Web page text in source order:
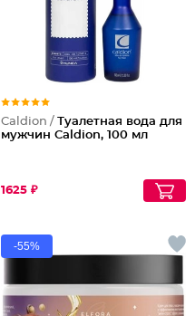
Caldion / Туалетная вода для
мужчин Caldion, 100 мл
1625 ₽
-55%